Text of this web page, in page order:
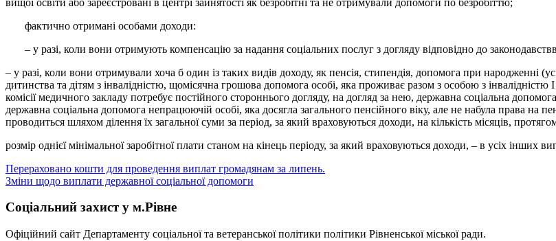
фактично отримані особами доходи:
– у разі, коли вони отримують компенсацію за надання соціальних послуг з догляду відповідно до
– у разі, коли вони отримували хоча б один із таких видів доходу, як пенсія, стипендія, допомога при народженні
дитинства та дітям з інвалідністю, щомісячна грошова допомога особі, яка проживає разом з особою з
комісії медичного закладу потребує постійного стороннього догляду, на догляд за нею, державна соціальна
державна соціальна допомога непрацюючій особі, яка досягла загального пенсійного віку, але не набула права на
проводиться шляхом ділення їх загальної суми за період, за який враховуються доходи, на кількість місяців,
розмір однієї мінімальної заробітної плати станом на кінець періоду, за який враховуються доходи, – в усіх інших
Навігація
записів
Перераховано кошти для проведення виплат громадянам за липень.
Зміни щодо виплати державної соціальної допомоги
Соціальний захист у м.Рівне
Офіційний сайт Департаменту соціальної та ветеранської політики політики Рівненської міської ради.